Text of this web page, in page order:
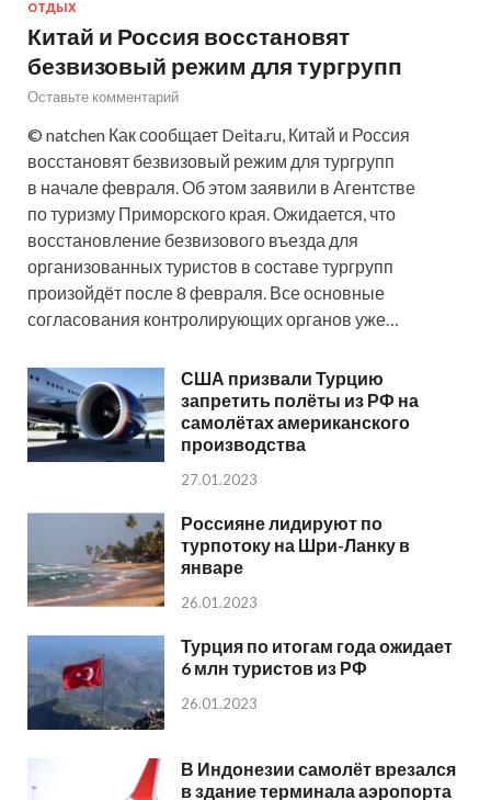
ОТДЫХ
Китай и Россия восстановят
безвизовый режим для тургрупп
Оставьте комментарий
© natchen Как сообщает Deita.ru, Китай и Россия
восстановят безвизовый режим для тургрупп
в начале февраля. Об этом заявили в Агентстве
по туризму Приморского края. Ожидается, что
восстановление безвизового въезда для
организованных туристов в составе тургрупп
произойдёт после 8 февраля. Все основные
согласования контролирующих органов уже…
США призвали Турцию
запретить полёты из РФ на
самолётах американского
производства
27.01.2023
Россияне лидируют по
турпотоку на Шри-Ланку в
январе
26.01.2023
Турция по итогам года ожидает
6 млн туристов из РФ
26.01.2023
В Индонезии самолёт врезался
в здание терминала аэропорта